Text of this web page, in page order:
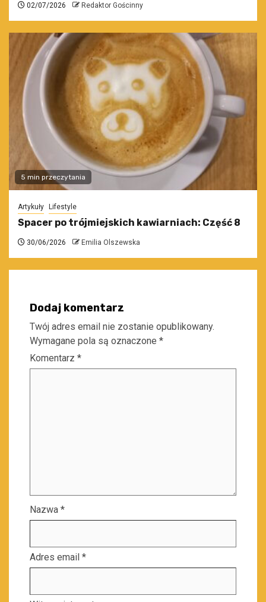
02/07/2026 Redaktor Gościnny
5 min przeczytania
Artykuły Lifestyle
Spacer po trójmiejskich kawiarniach: Część 8
30/06/2026 Emilia Olszewska
Dodaj komentarz
Twój adres email nie zostanie opublikowany.
Wymagane pola są oznaczone *
Komentarz *
Nazwa *
Adres email *